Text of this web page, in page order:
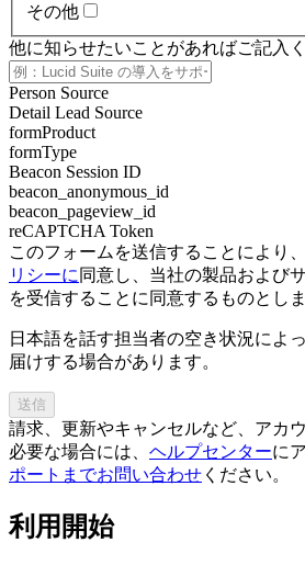
その他
他に知らせたいことがあればご記入
Person Source
Detail Lead Source
formProduct
formType
Beacon Session ID
beacon_anonymous_id
beacon_pageview_id
reCAPTCHA Token
このフォームを送信することにより
リシーに 同意し、当社の製品および
を受信することに同意するものとしま
日本語を話す担当者の空き状況によ
届けする場合があります。
送信
請求、更新やキャンセルなど、アカ
必要な場合には、 ヘルプセンターに
ポートまでお問い合わせ ください。
利用開始